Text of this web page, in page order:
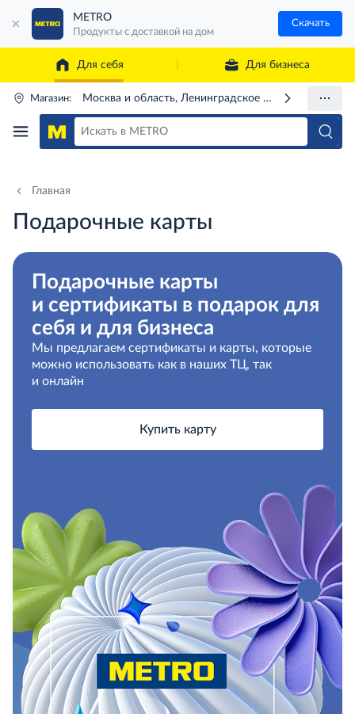
METRO
Продукты с доставкой на дом
Скачать
Для себя Для бизнеса
Магазин: Москва и область, Ленинградское ш., 71Г
Главная
Подарочные карты
Подарочные карты
и сертификаты в подарок для
себя и для бизнеса
Мы предлагаем сертификаты и карты, которые
можно использовать как в наших ТЦ, так
и онлайн
Купить карту